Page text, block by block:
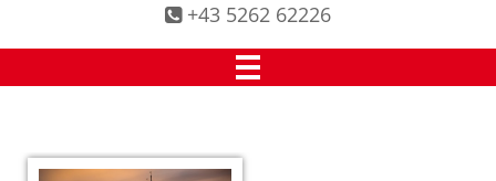
+43 5262 62226
Das Chalet Dietrich in Telfs